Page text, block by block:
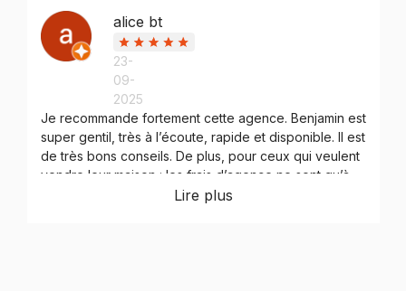
alice bt
23-
09-
2025
Je recommande fortement cette agence. Benjamin est
super gentil, très à l’écoute, rapide et disponible. Il est
de très bons conseils. De plus, pour ceux qui veulent
vendre leur maison : les frais d’agence ne sont qu’à
3% : autant vous dire que c’est imbattable. Vous
Lire plus